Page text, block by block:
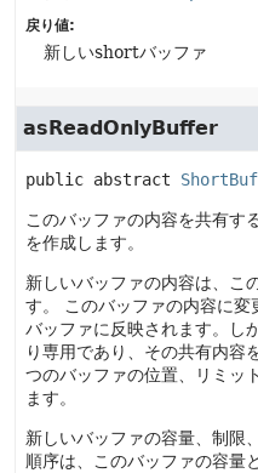
戻り値:
新しいshortバッファ
asReadOnlyBuffer
public abstract
このバッファの内容を共有
を作成します。
新しいバッファの内容は、こ
す。
このバッファの内容に
バッファに反映されます。し
り専用であり、その共有内容
つのバッファの位置、リミッ
ます。
新しいバッファの容量、制限
順序は、このバッファの容量